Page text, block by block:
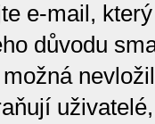
e-mail,
důvodu